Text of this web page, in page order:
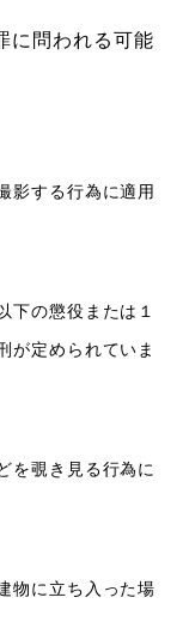
に問われる可能
影する行為に適用
下の懲役または１
が定められていま
を覗き見る行為に
物に立ち入った場